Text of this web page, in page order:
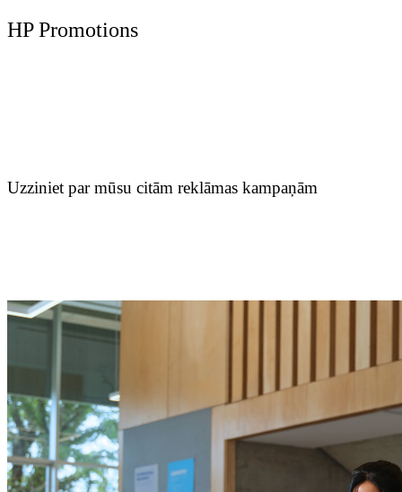
HP Promotions
Uzziniet par mūsu citām reklāmas kampaņām